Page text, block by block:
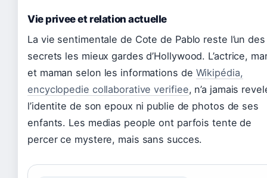
Vie privee et relation actuelle
La vie sentimentale de Cote de Pablo reste l’un des
secrets les mieux gardes d’Hollywood. L’actrice,
et maman selon les informations de Wikipédia,
encyclopedie collaborative verifiee, n’a jamais
l’identite de son epoux ni publie de photos de ses
enfants. Les medias people ont parfois tente de
percer ce mystere, mais sans succes.